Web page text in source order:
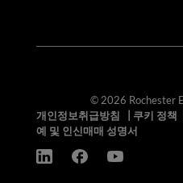
© 2026 Rochester
개인정보취급방침
쿠키 정책
예 및 인신매매 성명서